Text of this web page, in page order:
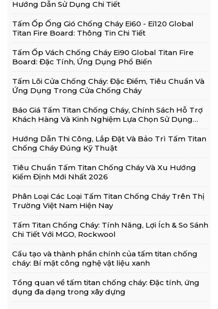
Hướng Dẫn Sử Dụng Chi Tiết
Tấm Ốp Ống Gió Chống Cháy Ei60 - Ei120 Global
Titan Fire Board: Thông Tin Chi Tiết
Tấm Ốp Vách Chống Cháy Ei90 Global Titan Fire
Board: Đặc Tính, Ứng Dụng Phổ Biến
Tấm Lõi Cửa Chống Cháy: Đặc Điểm, Tiêu Chuẩn Và
Ứng Dụng Trong Cửa Chống Cháy
Báo Giá Tấm Titan Chống Cháy, Chính Sách Hỗ Trợ
Khách Hàng Và Kinh Nghiệm Lựa Chọn Sử Dụng
Hướng Dẫn Thi Công, Lắp Đặt Và Bảo Trì Tấm Titan
Chống Cháy Đúng Kỹ Thuật
Tiêu Chuẩn Tấm Titan Chống Cháy Và Xu Hướng
Kiểm Định Mới Nhất 2026
Phân Loại Các Loại Tấm Titan Chống Cháy Trên Thị
Trường Việt Nam Hiện Nay
Tấm Titan Chống Cháy: Tính Năng, Lợi Ích & So Sánh
Chi Tiết Với MGO, Rockwool
Cấu tạo và thành phần chính của tấm titan chống
cháy: Bí mật công nghệ vật liệu xanh
Tổng quan về tấm titan chống cháy: Đặc tính, ứng
dụng đa dạng trong xây dựng